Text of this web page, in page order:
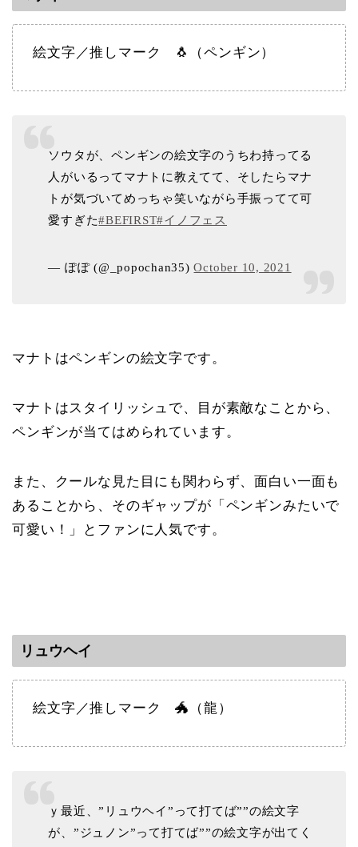
絵文字／推しマーク 🐧（ペンギン）
ソウタが、ペンギンの絵文字のうちわ持ってる
人がいるってマナトに教えてて、そしたらマナ
トが気づいてめっちゃ笑いながら手振ってて可
愛すぎた#BEFIRST#イノフェス
— ぽぽ (@_popochan35)October 10, 2021
マナトはペンギンの絵文字です。
マナトはスタイリッシュで、目が素敵なことから、
ペンギンが当てはめられています。
また、クールな見た目にも関わらず、面白い一面も
あることから、そのギャップが「ペンギンみたいで
可愛い！」とファンに人気です。
リュウヘイ
絵文字／推しマーク 🐲（龍）
ｙ最近、”リュウヘイ”って打てば””の絵文字
が、”ジュノン”って打てば””の絵文字が出てく